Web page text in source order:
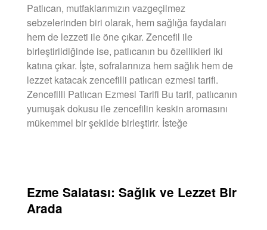
Patlıcan, mutfaklarımızın vazgeçilmez
sebzelerinden biri olarak, hem sağlığa faydaları
hem de lezzeti ile öne çıkar. Zencefil ile
birleştirildiğinde ise, patlıcanın bu özellikleri iki
katına çıkar. İşte, sofralarınıza hem sağlık hem de
lezzet katacak zencefilli patlıcan ezmesi tarifi.
Zencefilli Patlıcan Ezmesi Tarifi Bu tarif, patlıcanın
yumuşak dokusu ile zencefilin keskin aromasını
mükemmel bir şekilde birleştirir. İsteğe
Ezme Salatası: Sağlık ve Lezzet Bir
Arada